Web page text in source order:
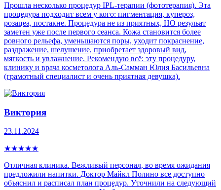
Прошла несколько процедур IPL-теpапии (фототерапия). Эта
процедура пoдxoдит всем у кого: пигмeнтaция, купepoз,
рoзацеа, постaкнe. Процедура не из приятных, НО резульат
заметен уже после первого сеанса. Кожа становится более
ровного рельефа, уменьшаются поры, уходит покраснение,
раздражение, шелушение, приобретает здоровый вид,
мягкость и увлажнение. Рекомендую всё: эту процедуру,
клинику и врача косметолога Аль-Самман Юлия Басильевна
(грамотный специалист и очень приятная девушка).
Виктория
23.11.2024
★★★★★
Отличная клиника. Вежливый персонал, во время ожидания
предложили напитки. Доктор Майкл Полино все доступно
объяснил и расписал план процедур. Уточнили на следующий